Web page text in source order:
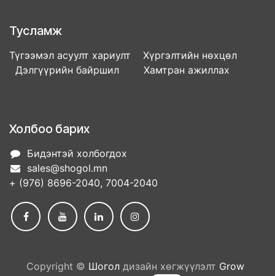
Тусламж
Түгээмэл асуулт хариулт Хүргэлтийн нөхцөл
Дэлгүүрийн байршил Хамтран ажиллах
Холбоо барих
Бидэнтэй холбогдох
sales@shogol.mn
+ (976) 8696-2040, 7004-2040
Copyright © Шоголдизайн хөгжүүлэлт Grow